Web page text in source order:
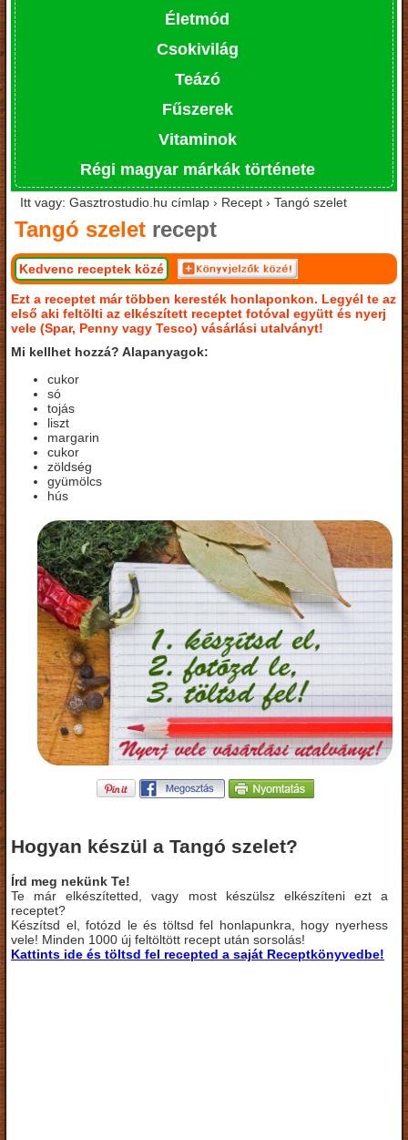
Életmód
Csokivilág
Teázó
Fűszerek
Vitaminok
Régi magyar márkák története
Itt vagy: Gasztrostudio.hu címlap › Recept › Tangó szelet
Tangó szelet recept
Kedvenc receptek közé
Ezt a receptet már többen keresték honlaponkon. Legyél te az
első aki feltölti az elkészített receptet fotóval együtt és nyerj
vele (Spar, Penny vagy Tesco) vásárlási utalványt!
Mi kellhet hozzá? Alapanyagok:
cukor
só
tojás
liszt
margarin
cukor
zöldség
gyümölcs
hús
Hogyan készül a Tangó szelet?
Írd meg nekünk Te!
Te már elkészítetted, vagy most készülsz elkészíteni ezt a
receptet?
Készítsd el, fotózd le és töltsd fel honlapunkra, hogy nyerhess
vele! Minden 1000 új feltöltött recept után sorsolás!
Kattints ide és töltsd fel recepted a saját Receptkönyvedbe!